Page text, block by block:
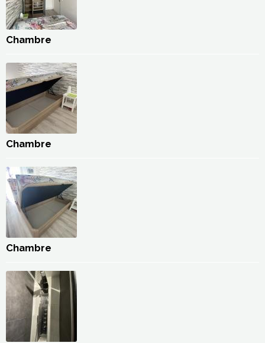
Chambre
Chambre
Chambre